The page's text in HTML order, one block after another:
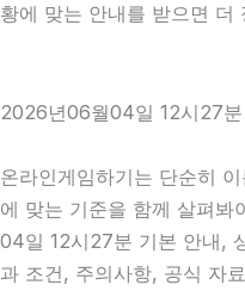
황에 맞는 안내를 받으면 더
2026년06월04일 12시27
온라인게임하기는 단순히
에 맞는 기준을 함께 살펴
04일 12시27분 기본 안내,
과 조건, 주의사항, 공식 자